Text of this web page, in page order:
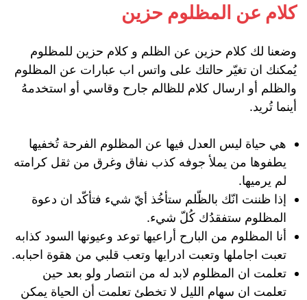
كلام عن المظلوم حزين
وضعنا لك كلام حزين عن الظلم و كلام حزين للمظلوم
يُمكنك ان تغيّر حالتك على واتس اب عبارات عن المظلوم
والظلم أو ارسال كلام للظالم جارح وقاسي أو استخدمهُ
أينما تُريد.
هي حياة ليس العدل فيها عن المظلوم الفرحة تُخفيها
يطفوها من يملأ جوفه كذب نفاق وغرق من ثقل كرامته
لم يرميها.
إذا ظننت انّك بالظّلم ستأخُذ أيّ شيء فتأكّد ان دعوة
المظلوم ستفقدُك كُلّ شيء.
أنا المظلوم من البارح أراعيها توعد وعيونها السود كذابه
تعبت اجاملها وتعبت ادرايها وتعب قلبي من هقوة احبابه.
تعلمت ان المظلوم لابد له من انتصار ولو بعد حين
تعلمت ان سهام الليل لا تخطئ تعلمت أن الحياة يمكن